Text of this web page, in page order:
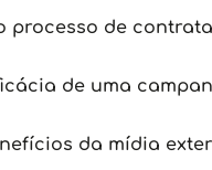
processo de
de uma
da mídia